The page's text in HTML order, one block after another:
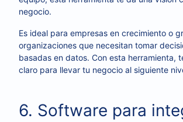
negocio.
Es ideal para empresas en crecimiento o
organizaciones que necesitan tomar
basadas en datos. Con esta herramienta,
claro para llevar tu negocio al siguiente
6. Software para